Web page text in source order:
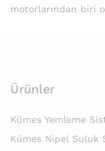
motorlarından biri
Ürünler
Kümes Yemleme
Kümes Nipel Suluk